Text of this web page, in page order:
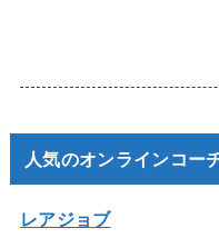
人気のオンラインコー
レアジョブ